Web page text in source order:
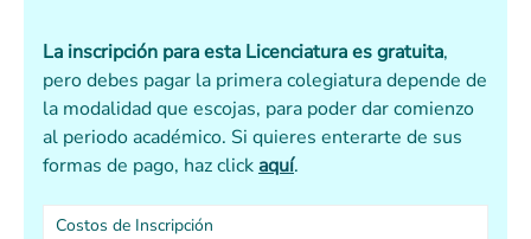
La inscripción para esta Licenciatura es gratuita,
pero debes pagar la primera colegiatura depende de
la modalidad que escojas, para poder dar comienzo
al periodo académico. Si quieres enterarte de sus
formas de pago, haz click aquí.
Costos de Inscripción